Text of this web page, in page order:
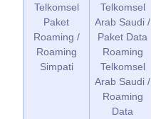
Telkomsel
Paket
Roaming /
Roaming
Simpati
Telkomsel
Arab Saudi /
Paket Data
Roaming
Telkomsel
Arab Saudi /
Roaming
Data